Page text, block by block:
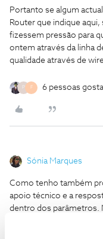
Portanto se algum
Router que indique
fizessem pressão para
ontem através da linha
qualidade através de
F 6 pessoas
Sónia Marques
Como tenho também
apoio técnico e a
dentro dos parâmetros.
trocam o router e lá
não quero vou pedir o